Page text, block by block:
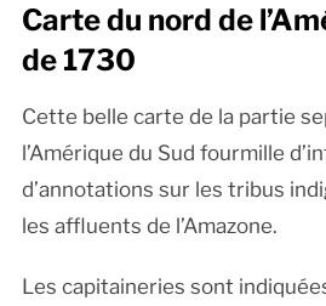
Carte du nord de
de 1730
Cette belle carte de la partie
l’Amérique du Sud fourmille
d’annotations sur les tribus
les affluents de l’Amazone.
Les capitaineries sont